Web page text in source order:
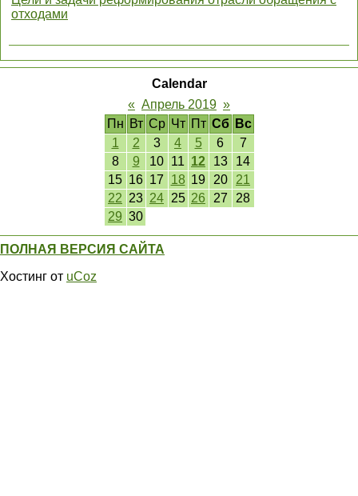
отходами
Calendar
« Апрель 2019 »
Пн Вт Ср Чт Пт Сб
Вс
1
2 3 4 5 6
7
8
9 10 11 12 13
14
15 16 17 18 19 20
21
22 23 24 25 26 27
28
29 30
ПОЛНАЯ ВЕРСИЯ САЙТА
Хостинг от uCoz